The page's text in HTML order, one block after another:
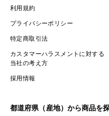
利用規約
プライバシーポリシー
特定商取引法
カスタマーハラスメントに対する
当社の考え方
採用情報
都道府県（産地）から商品を